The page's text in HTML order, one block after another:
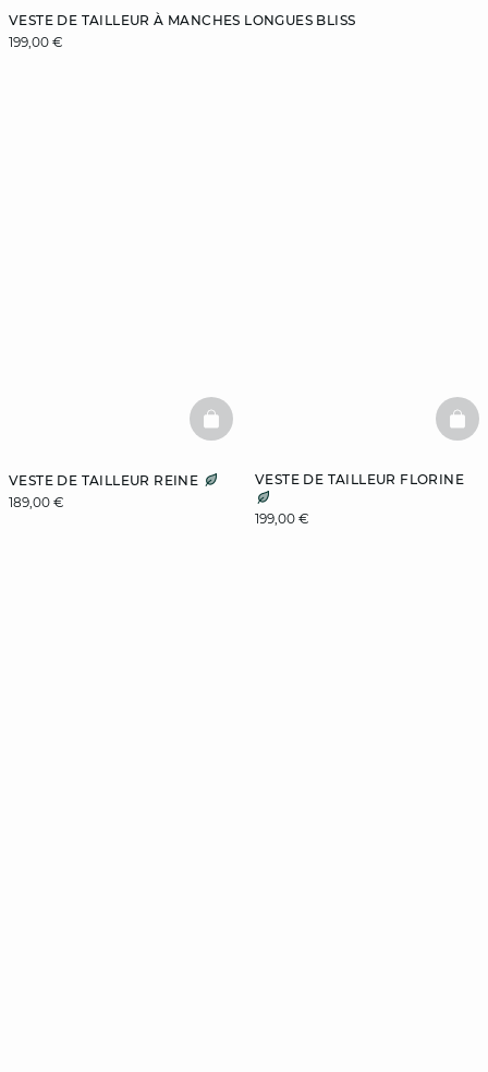
VESTE DE TAILLEUR À MANCHES LONGUES BLISS
199,00 €
VESTE DE TAILLEUR REINE
189,00 €
BASKETFULL
VESTE DE TAILLEUR FLORINE
199,00 €